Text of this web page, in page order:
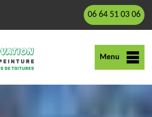
06 64 51 03 06
Menu